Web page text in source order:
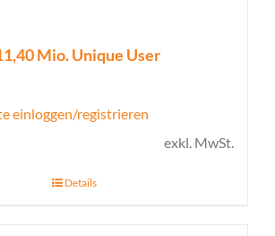
Mio. Unique User
einloggen/registrieren
exkl. MwSt.
Details